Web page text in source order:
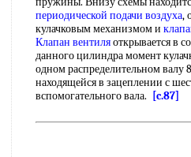
периодической подачи воздуха,
кулачковым механизмом и
Клапан вентиляоткрывается в
данного цилиндра момент
одном распределительном валу
находящейся в зацеплении с
вспомогательного вала.
[c.87]